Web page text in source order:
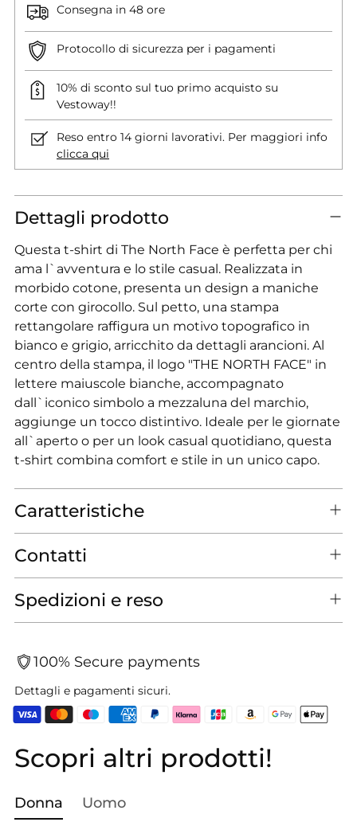
Consegna in 48 ore
Protocollo di sicurezza per i pagamenti
10% di sconto sul tuo primo acquisto su
Vestoway!!
Reso entro 14 giorni lavorativi. Per maggiori info
clicca qui
Dettagli prodotto
Questa t-shirt di The North Face è perfetta per chi
ama l`avventura e lo stile casual. Realizzata in
morbido cotone, presenta un design a maniche
corte con girocollo. Sul petto, una stampa
rettangolare raffigura un motivo topografico in
bianco e grigio, arricchito da dettagli arancioni. Al
centro della stampa, il logo "THE NORTH FACE" in
lettere maiuscole bianche, accompagnato
dall`iconico simbolo a mezzaluna del marchio,
aggiunge un tocco distintivo. Ideale per le giornate
all`aperto o per un look casual quotidiano, questa
t-shirt combina comfort e stile in un unico capo.
Caratteristiche
Contatti
Spedizioni e reso
100% Secure payments
Dettagli e pagamenti sicuri.
Aggiungere
un
al
Scopri altri prodotti!
Donna Uomo